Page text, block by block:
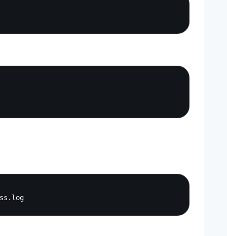
grep -B 10 -A 10 "OutOfMemoryError" /var/log/fess/fess.log